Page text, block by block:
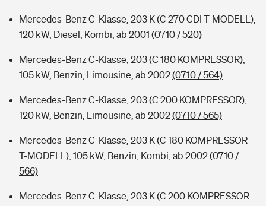
Mercedes-Benz C-Klasse, 203 K (C 270 CDI T-MODELL),
120 kW, Diesel, Kombi, ab 2001 (0710 / 520)
Mercedes-Benz C-Klasse, 203 (C 180 KOMPRESSOR),
105 kW, Benzin, Limousine, ab 2002(0710 / 564)
Mercedes-Benz C-Klasse, 203 (C 200 KOMPRESSOR),
120 kW, Benzin, Limousine, ab 2002(0710 / 565)
Mercedes-Benz C-Klasse, 203 K (C 180 KOMPRESSOR
T-MODELL), 105 kW, Benzin, Kombi, ab 2002(0710 /
566)
Mercedes-Benz C-Klasse, 203 K (C 200 KOMPRESSOR